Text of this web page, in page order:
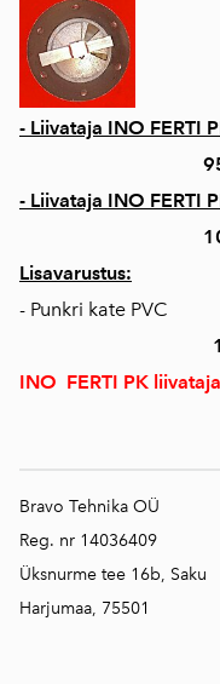
- Liivataja INO FERTI
950
- Liivataja INO FERTI
1095
Lisavarustus:
- Punkri kate PVC
110
INO FERTI PK
Bravo Tehnika OÜ
Reg. nr 14036409
Üksnurme tee 16b, Saku
Harjumaa, 75501